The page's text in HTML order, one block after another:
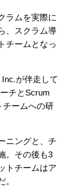
ラムを実際に
、スクラム導
チームとなっ
が伴走して
チとScrum
チームへの研
ニングと、チ
。その後も3
トチームはア